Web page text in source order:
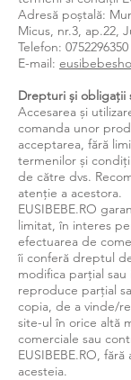
Adresă poștală:
Micus, nr.3, ap.22,
Telefon: 0752296350
E-mail:
Drepturi și obligații
Accesarea și
comanda unor
acceptarea, fără
termenilor și
de către dvs.
atenție a acestora.
EUSIBEBE.RO
limitat, în interes
efectuarea de
îi conferă dreptul
modifica parțial
reproduce parțial
copia, de a vinde/
site-ul în orice altă
comerciale sau
EUSIBEBE.RO,
acesteia.